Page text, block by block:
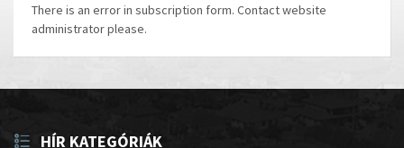
There is an error in subscription form. Contact website
administrator please.
HÍR KATEGÓRIÁK